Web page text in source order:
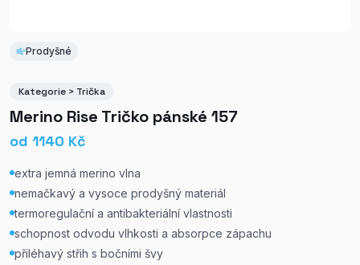
Prodyšné
Kategorie > Trička
Merino Rise Tričko pánské 157
od 1140 Kč
extra jemná merino vlna
nemačkavý a vysoce prodyšný materiál
termoregulační a antibakteriální vlastnosti
schopnost odvodu vlhkosti a absorpce zápachu
přiléhavý střih s bočními švy